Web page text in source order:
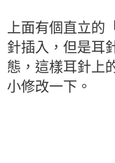
上面有個直立的
針插入，但是耳
態，這樣耳針上
小修改一下。